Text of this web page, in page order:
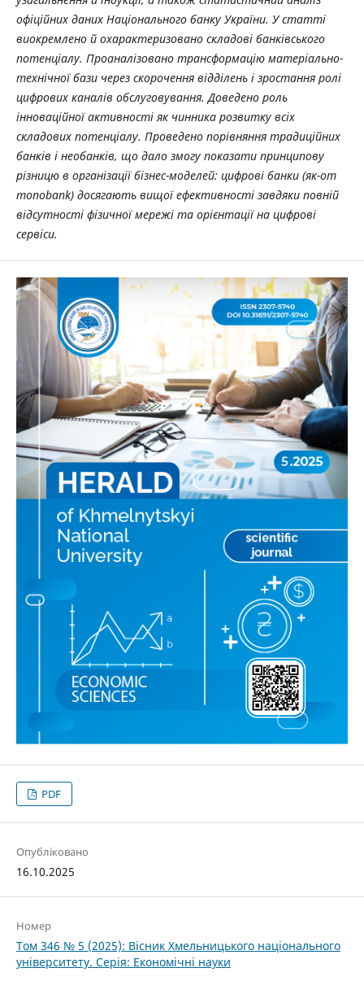
офіційних даних Національного банку України. У статті
виокремлено й охарактеризовано складові банківського
потенціалу. Проаналізовано трансформацію матеріально-
технічної бази через скорочення відділень і зростання ролі
цифрових каналів обслуговування. Доведено роль
інноваційної активності як чинника розвитку всіх
складових потенціалу. Проведено порівняння традиційних
банків і необанків, що дало змогу показати принципову
різницю в організації бізнес-моделей: цифрові банки (як-от
monobank) досягають вищої ефективності завдяки повній
відсутності фізичної мережі та орієнтації на цифрові
сервіси.
PDF
Опубліковано
16.10.2025
Номер
Том 346 № 5 (2025): Вісник Хмельницького національного
університету. Серія: Економічні науки